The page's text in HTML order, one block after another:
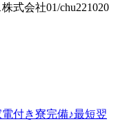
式会社01/chu221020
付き寮完備♪最短翌